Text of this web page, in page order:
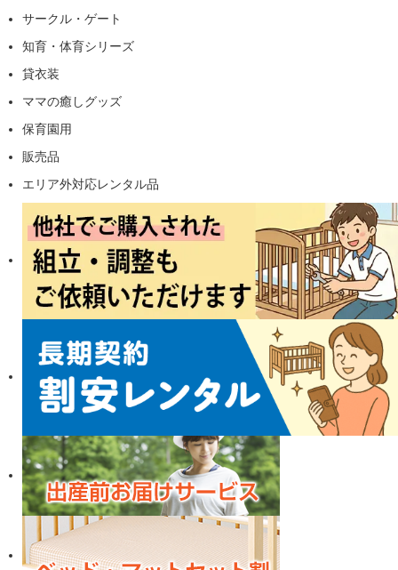
サークル・ゲート
知育・体育シリーズ
貸衣装
ママの癒しグッズ
保育園用
販売品
エリア外対応レンタル品